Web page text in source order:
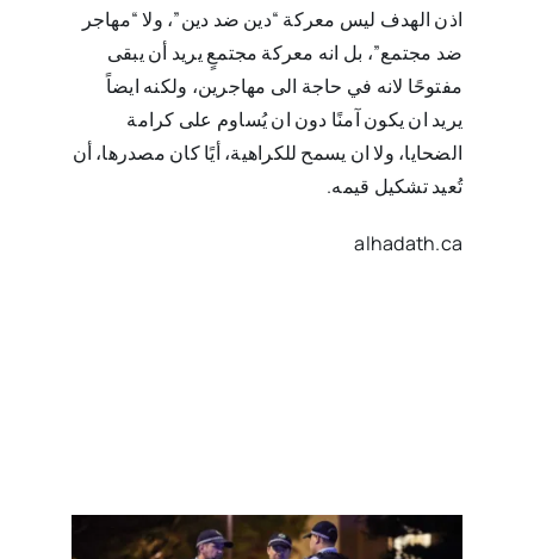
اذن الهدف ليس معركة “دين ضد دين”، ولا “مهاجر
ضد مجتمع”، بل انه معركة مجتمعٍ يريد أن يبقى
مفتوحًا لانه في حاجة الى مهاجرين، ولكنه ايضاً
يريد ان يكون آمنًا دون ان يُساوم على كرامة
الضحايا، ولا ان يسمح للكراهية، أيًا كان مصدرها، أن
تُعيد تشكيل قيمه.‏
alhadath.ca